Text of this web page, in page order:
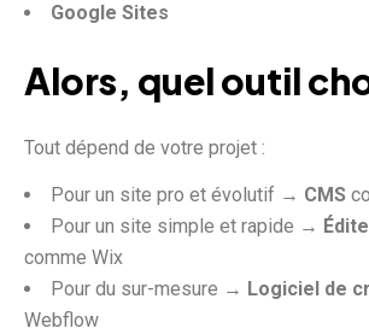
Google Sites
Alors, quel outil
Tout dépend de votre projet :
Pour un site pro et évolutif → CMS
Pour un site simple et rapide →
comme Wix
Pour du sur-mesure → Logiciel de
Webflow